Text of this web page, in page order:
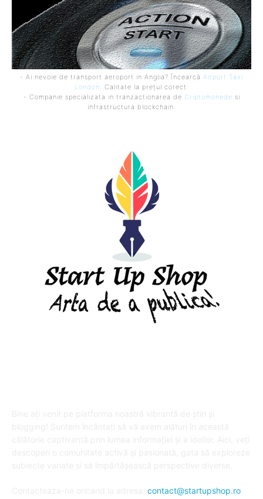
- Ai nevoie de transport aeroport in Anglia? Încearcă Airport Taxi
London . Calitate la prețul corect.
- Companie specializata in tranzactionarea de Criptomonede si
infrastructura blockchain.
contact@startupshop.ro